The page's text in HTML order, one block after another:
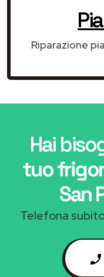
Riparazione
Hai
tuo
San
Telefona